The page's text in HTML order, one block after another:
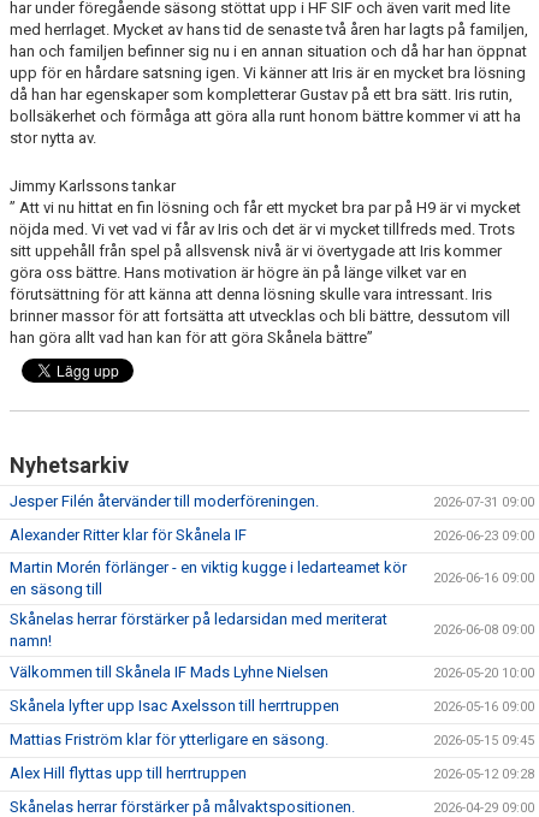
har under föregående säsong stöttat upp i HF SIF och även varit med lite
med herrlaget. Mycket av hans tid de senaste två åren har lagts på familjen,
han och familjen befinner sig nu i en annan situation och då har han öppnat
upp för en hårdare satsning igen. Vi känner att Iris är en mycket bra lösning
då han har egenskaper som kompletterar Gustav på ett bra sätt. Iris rutin,
bollsäkerhet och förmåga att göra alla runt honom bättre kommer vi att ha
stor nytta av.
Jimmy Karlssons tankar
” Att vi nu hittat en fin lösning och får ett mycket bra par på H9 är vi mycket
nöjda med. Vi vet vad vi får av Iris och det är vi mycket tillfreds med. Trots
sitt uppehåll från spel på allsvensk nivå är vi övertygade att Iris kommer
göra oss bättre. Hans motivation är högre än på länge vilket var en
förutsättning för att känna att denna lösning skulle vara intressant. Iris
brinner massor för att fortsätta att utvecklas och bli bättre, dessutom vill
han göra allt vad han kan för att göra Skånela bättre”
Nyhetsarkiv
Jesper Filén återvänder till moderföreningen. 2026-07-31 09:00
Alexander Ritter klar för Skånela IF 2026-06-23 09:00
Martin Morén förlänger - en viktig kugge i ledarteamet kör
en säsong till
2026-06-16 09:00
Skånelas herrar förstärker på ledarsidan med meriterat
namn!
2026-06-08 09:00
Välkommen till Skånela IF Mads Lyhne Nielsen 2026-05-20 10:00
Skånela lyfter upp Isac Axelsson till herrtruppen 2026-05-16 09:00
Mattias Friström klar för ytterligare en säsong. 2026-05-15 09:45
Alex Hill flyttas upp till herrtruppen 2026-05-12 09:28
Skånelas herrar förstärker på målvaktspositionen. 2026-04-29 09:00